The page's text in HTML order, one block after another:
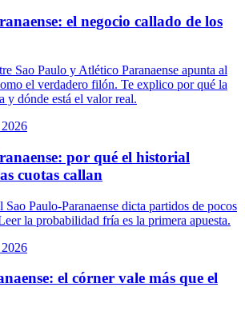
el negocio callado de los
Sao Paulo y Atlético Paranaense apunta al
el verdadero filón. Te explico por qué la
y dónde está el valor real.
por qué el historial
cuotas callan
Sao Paulo-Paranaense dicta partidos de pocos
la probabilidad fría es la primera apuesta.
el córner vale más que el